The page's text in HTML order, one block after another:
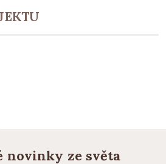
novinky ze světa